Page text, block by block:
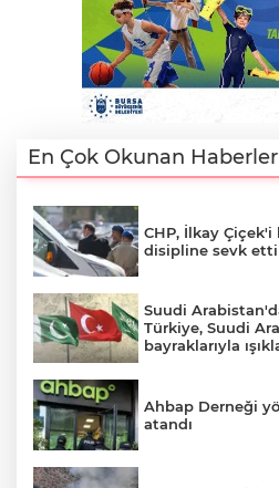
En Çok Okunan Haberler
CHP, İlkay
disipline sevk etti
Suudi
Türkiye, Suudi
bayraklarıyla
Ahbap Derneği
atandı